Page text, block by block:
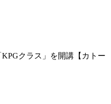
クラス」を開講【カトー